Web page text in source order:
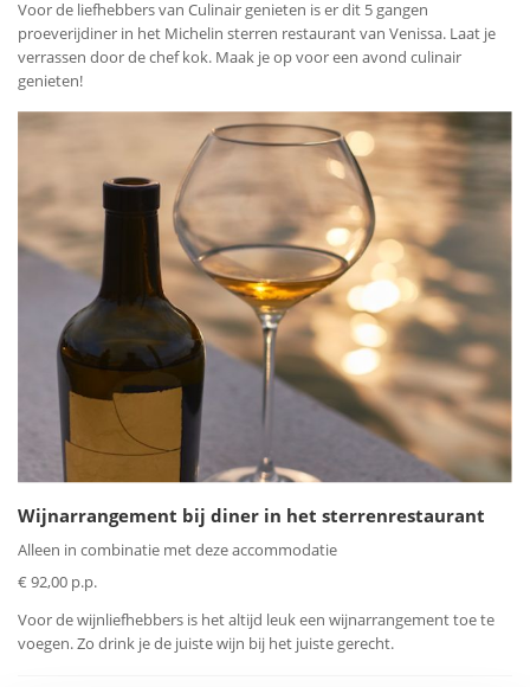
Voor de liefhebbers van Culinair genieten is er dit 5 gangen
proeverijdiner in het Michelin sterren restaurant van Venissa. Laat je
verrassen door de chef kok. Maak je op voor een avond culinair
genieten!
Wijnarrangement bij diner in het sterrenrestaurant
Alleen in combinatie met deze accommodatie
€ 92,00 p.p.
Voor de wijnliefhebbers is het altijd leuk een wijnarrangement toe te
voegen. Zo drink je de juiste wijn bij het juiste gerecht.